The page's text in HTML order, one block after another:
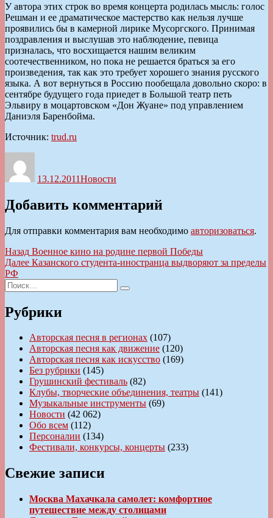
У автора этих строк во время концерта родилась мысль: голос
Решман и ее драматическое мастерство как нельзя лучше
проявились бы в камерной лирике Мусоргского. Принимая
поздравления и выслушав это наблюдение, певица
призналась, что восхищается нашим великим
соотечественником, но пока не решается браться за его
произведения, так как это требует хорошего знания русского
языка. А вот вернуться в Россию пообещала довольно скоро: в
сентябре будущего года приедет в Большой театр петь
Эльвиру в моцартовском «Дон Жуане» под управлением
Даниэля Баренбойма.
Источник: trud.ru
13.12.2011Новости
Добавить комментарий
Для отправки комментария вам необходимо авторизоваться.
Навигация
по
записям
Назад Предыдущая
запись:
Военное кино на родине первой Победы
Далее Следующая
Казанского студента-иностранца выдворяют за пределы
РФ
Искать:
Поиск
Рубрики
Авторская песня в регионах (107)
Авторская песня как движение (120)
Авторская песня как искусство (169)
Без рубрики (145)
Грушинский фестиваль (82)
Клубы, творческие объединения, театры (141)
Музыкальные инструменты (69)
Новости (42 062)
Обо всем (112)
Персоналии (134)
Фестивали, конкурсы, концерты (233)
Свежие записи
Москва Махачкала самолет: комфортное
путешествие между столицами